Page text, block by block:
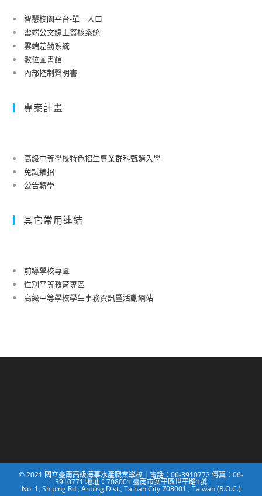
智慧校園平台-單一入口
雲端公文線上簽核系統
雲端差勤系統
數位圖書館
內部控制聲明書
專案計畫
高級中等學校特色招生專業群科甄選入學
免試續招
公告轉學
其它常用連結
前導學校專區
性別平等教育專區
高級中等學校學生事務資訊暨活動網站
© 2021 國立臺南高級海事水產職業學校｜電話：06-3910772 傳真：06-
3910771 地址：708001 臺南市安平區世平路1號
No. 1, Shiping Rd., Anping Dist., Tainan City 708001 , Taiwan (R.O.C.)